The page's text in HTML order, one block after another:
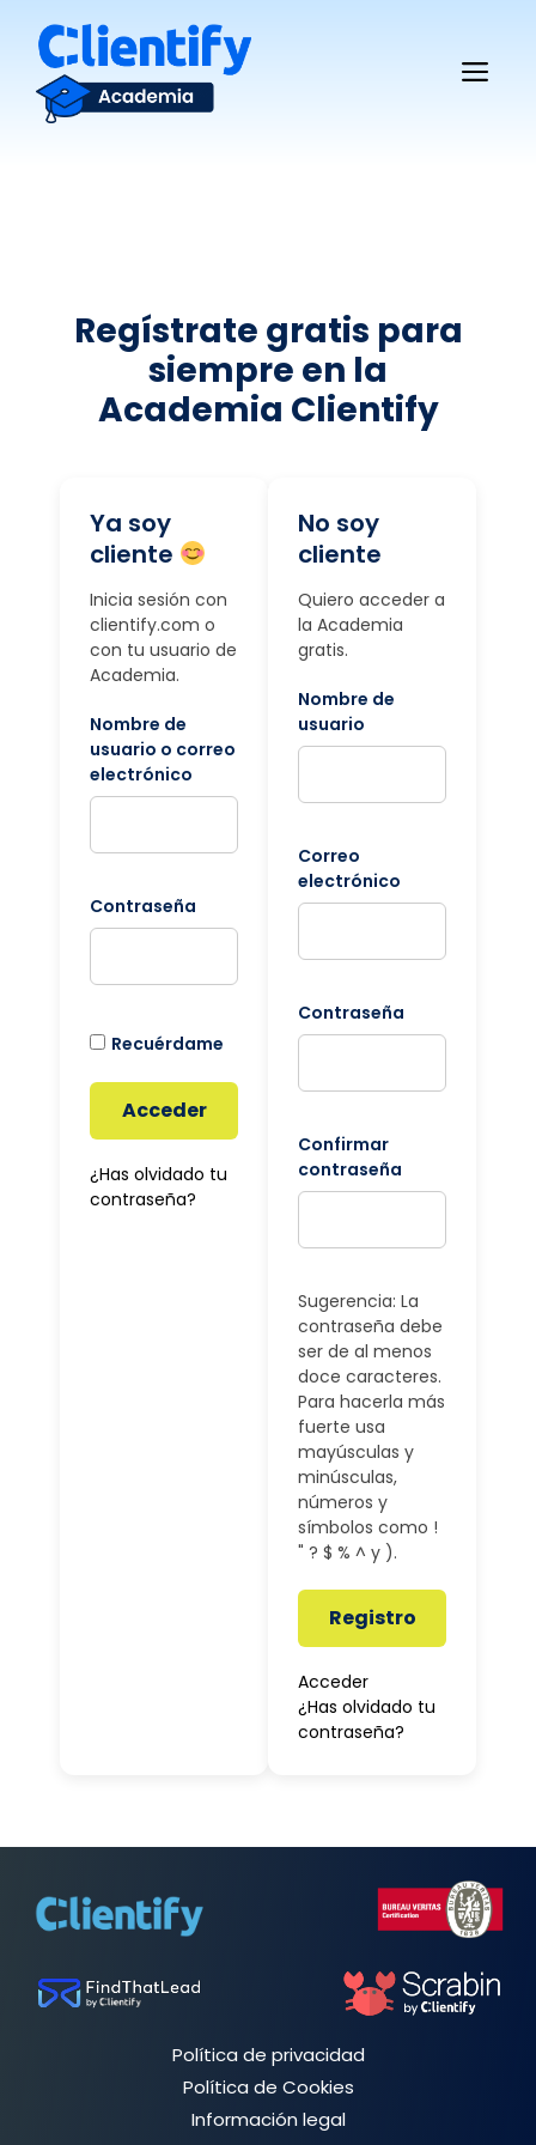
contenido
Regístrate gratis para
siempre en la
Academia Clientify
Ya soy
cliente
Inicia sesión con
clientify.com o
con tu usuario de
Academia.
Nombre de
usuario o correo
electrónico
Contraseña
Recuérdame
Acceder
¿Has olvidado tu
contraseña?
No soy
cliente
Quiero acceder a
la Academia
gratis.
Nombre de
usuario
Correo
electrónico
Contraseña
Confirmar
contraseña
Sugerencia: La
contraseña debe
ser de al menos
doce caracteres.
Para hacerla más
fuerte usa
mayúsculas y
minúsculas,
números y
símbolos como !
" ? $ % ^ y ).
Registro
Acceder
¿Has olvidado tu
contraseña?
Política de privacidad
Política de Cookies
Información legal